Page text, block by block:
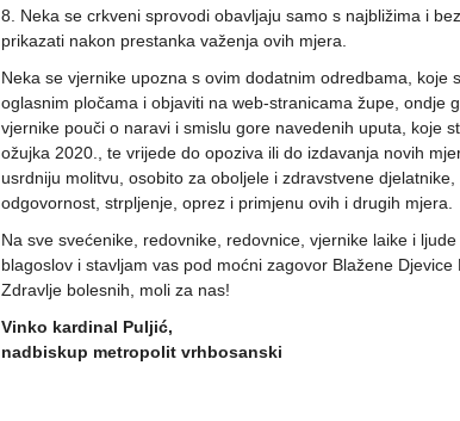
8. Neka se crkveni sprovodi obavljaju samo s najbližima i
prikazati nakon prestanka važenja ovih mjera.
Neka se vjernike upozna s ovim dodatnim odredbama, koje
oglasnim pločama i objaviti na web-stranicama župe, ondje
vjernike pouči o naravi i smislu gore navedenih uputa, koje
ožujka 2020., te vrijede do opoziva ili do izdavanja novih
usrdniju molitvu, osobito za oboljele i zdravstvene
odgovornost, strpljenje, oprez i primjenu ovih i drugih mjera.
Na sve svećenike, redovnike, redovnice, vjernike laike i
blagoslov i stavljam vas pod moćni zagovor Blažene Djevice
Zdravlje bolesnih, moli za nas!
Vinko kardinal Puljić,
nadbiskup metropolit vrhbosanski